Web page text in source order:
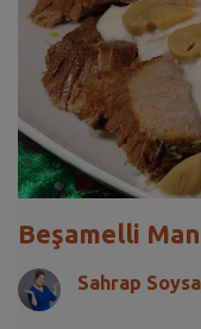
Beşamelli
Sahrap